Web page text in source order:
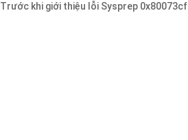
Trước khi giới thiệu lỗi Sysprep